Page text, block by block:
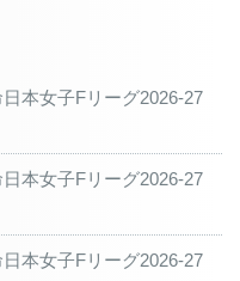
本女子Fリーグ2026-27
本女子Fリーグ2026-27
本女子Fリーグ2026-27